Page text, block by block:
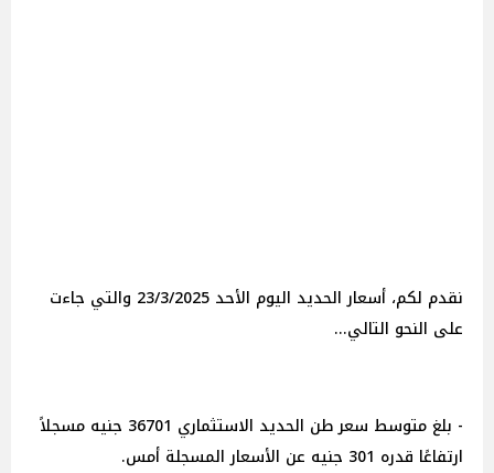
نقدم لكم، أسعار الحديد اليوم الأحد 23/3/2025 والتي جاءت
على النحو التالي...
- بلغ متوسط سعر طن الحديد الاستثماري 36701 جنيه مسجلاً
ارتفاعًا قدره 301 جنيه عن الأسعار المسجلة أمس.